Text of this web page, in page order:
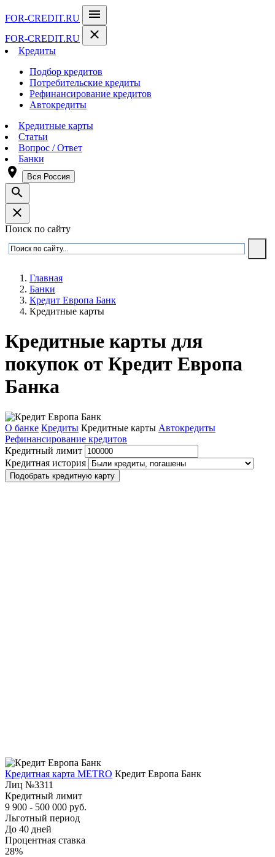
FOR-CREDIT.RU menu
FOR-CREDIT.RU close
Кредиты
Подбор кредитов
Потребительские кредиты
Рефинансирование кредитов
Автокредиты
Кредитные карты
Статьи
Вопрос / Ответ
Банки
room Вся Россия
search
close
Поиск по сайту
Главная
Банки
Кредит Европа Банк
Кредитные карты
Кредитные карты для
покупок от Кредит Европа
Банка
О банке Кредиты Кредитные карты Автокредиты
Рефинансирование кредитов
Кредитный лимит
Кредитная история
Подобрать кредитную карту
Кредитная карта METRO Кредит Европа Банк
Лиц №3311
Кредитный лимит
9 900 - 500 000 руб.
Льготный период
До 40 дней
Процентная ставка
28%